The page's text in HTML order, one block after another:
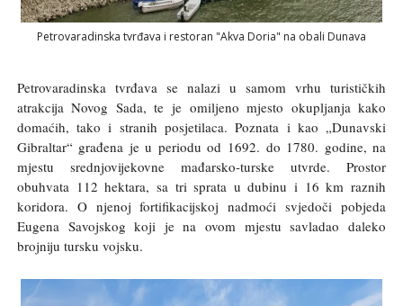
Petrovaradinska tvrđava i restoran "Akva Doria" na obali Dunava
Petrovaradinska tvrđava se nalazi u samom vrhu turističkih
atrakcija Novog Sada, te je omiljeno mjesto okupljanja kako
domaćih, tako i stranih posjetilaca. Poznata i kao „Dunavski
Gibraltar“ građena je u periodu od 1692. do 1780. godine, na
mjestu srednjovijekovne mađarsko-turske utvrde. Prostor
obuhvata 112 hektara, sa tri sprata u dubinu i 16 km raznih
koridora. O njenoj fortifikacijskoj nadmoći svjedoči pobjeda
Eugena Savojskog koji je na ovom mjestu savladao daleko
brojniju tursku vojsku.